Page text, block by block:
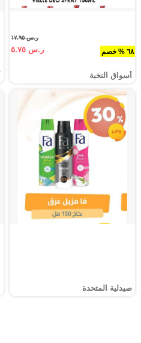
٦٨ % خصم
ر.س ١٧.٩٥
ر.س ٥.٧٥
أسواق النخبة
صيدلية المتحدة